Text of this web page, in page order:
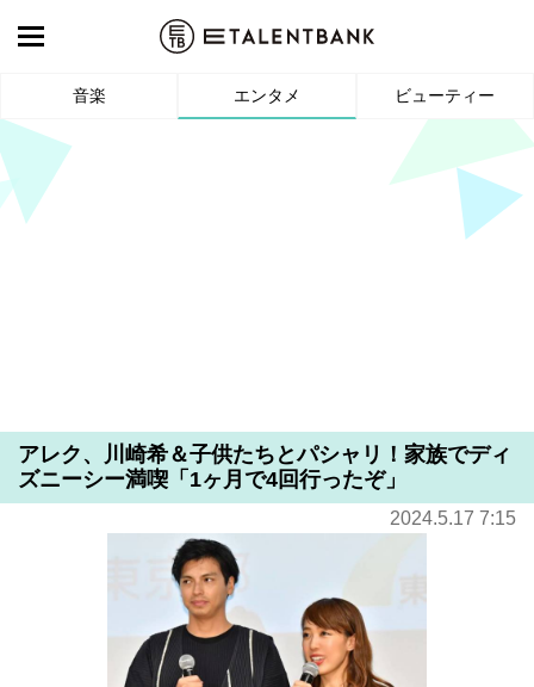
音楽 エンタメ ビューティー
アレク、川崎希＆子供たちとパシャリ！家族でディ
ズニーシー満喫「1ヶ月で4回行ったぞ」
2024.5.17 7:15